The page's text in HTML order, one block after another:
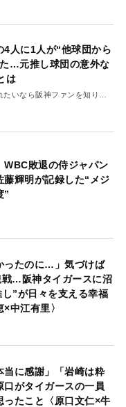
4人に1人が“他球団から
…元推し球団の意外な
は
たいなら阪神ファンを知りま
WBC敗退の侍ジャパン
輝明が記録した“メジ
”
ったのに…」気づけば
…阪神タイガースに沼
”が日々を支える幸福
中江有里〉
当に感謝」「岩崎は粋
口がタイガースの一員
ったこと〈原口文仁×牛